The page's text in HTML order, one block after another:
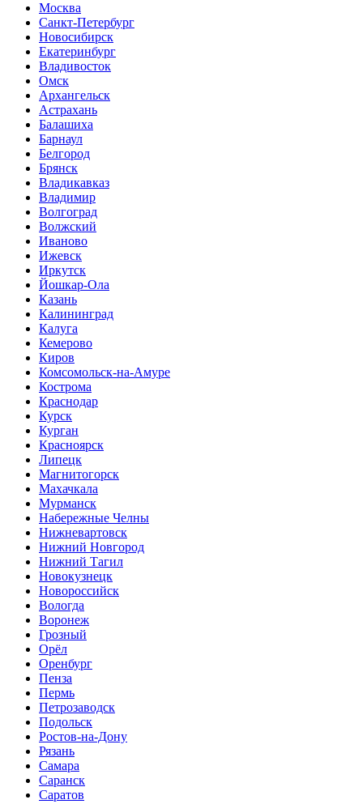
Москва
Санкт-Петербург
Новосибирск
Екатеринбург
Владивосток
Омск
Архангельск
Астрахань
Балашиха
Барнаул
Белгород
Брянск
Владикавказ
Владимир
Волгоград
Волжский
Иваново
Ижевск
Иркутск
Йошкар-Ола
Казань
Калининград
Калуга
Кемерово
Киров
Комсомольск-на-Амуре
Кострома
Краснодар
Курск
Курган
Красноярск
Липецк
Магнитогорск
Махачкала
Мурманск
Набережные Челны
Нижневартовск
Нижний Новгород
Нижний Тагил
Новокузнецк
Новороссийск
Вологда
Воронеж
Грозный
Орёл
Оренбург
Пенза
Пермь
Петрозаводск
Подольск
Ростов-на-Дону
Рязань
Самара
Саранск
Саратов